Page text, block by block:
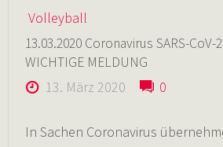
Volleyball
13.03.2020 Coronavirus SARS-CoV-
WICHTIGE MELDUNG
13. März 2020 0
In Sachen Coronavirus